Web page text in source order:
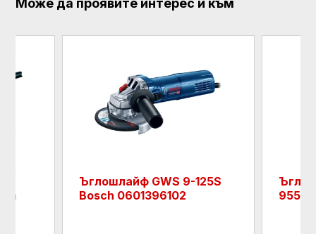
Може да проявите интерес и към
GWS 9-125S
Ъглошлайф Makita
9558HNRG_